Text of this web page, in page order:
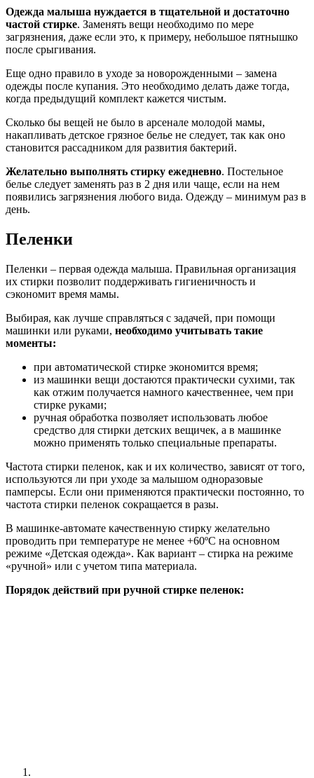
Одежда малыша нуждается в тщательной и достаточно
частой стирке. Заменять вещи необходимо по мере
загрязнения, даже если это, к примеру, небольшое пятнышко
после срыгивания.
Еще одно правило в уходе за новорожденными – замена
одежды после купания. Это необходимо делать даже тогда,
когда предыдущий комплект кажется чистым.
Сколько бы вещей не было в арсенале молодой мамы,
накапливать детское грязное белье не следует, так как оно
становится рассадником для развития бактерий.
Желательно выполнять стирку ежедневно. Постельное
белье следует заменять раз в 2 дня или чаще, если на нем
появились загрязнения любого вида. Одежду – минимум раз в
день.
Пеленки
Пеленки – первая одежда малыша. Правильная организация
их стирки позволит поддерживать гигиеничность и
сэкономит время мамы.
Выбирая, как лучше справляться с задачей, при помощи
машинки или руками, необходимо учитывать такие
моменты:
при автоматической стирке экономится время;
из машинки вещи достаются практически сухими, так
как отжим получается намного качественнее, чем при
стирке руками;
ручная обработка позволяет использовать любое
средство для стирки детских вещичек, а в машинке
можно применять только специальные препараты.
Частота стирки пеленок, как и их количество, зависят от того,
используются ли при уходе за малышом одноразовые
памперсы. Если они применяются практически постоянно, то
частота стирки пеленок сокращается в разы.
В машинке-автомате качественную стирку желательно
проводить при температуре не менее +60ºС на основном
режиме «Детская одежда». Как вариант – стирка на режиме
«ручной» или с учетом типа материала.
Порядок действий при ручной стирке пеленок: